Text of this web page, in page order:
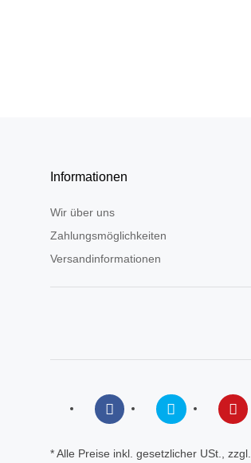
Informationen
Wir über uns
Zahlungsmöglichkeiten
Versandinformationen
* Alle Preise inkl. gesetzlicher USt., zzgl.